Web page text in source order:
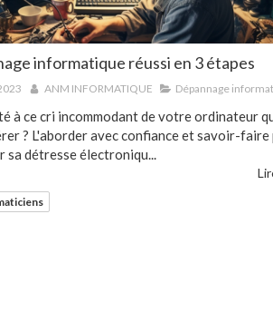
informatique réussi en 3 étapes
ANM INFORMATIQUE Dépannage
à ce cri incommodant de votre ordinateur
? L'aborder avec confiance et savoir-faire
sa détresse électroniqu...